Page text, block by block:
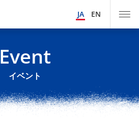
JA EN
Event
イベント